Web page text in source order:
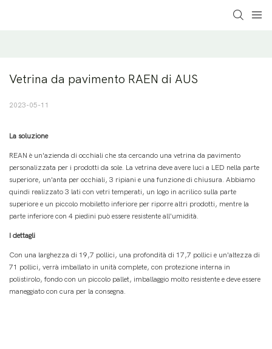
Vetrina da pavimento RAEN di AUS
2023-05-11
La soluzione
REAN è un'azienda di occhiali che sta cercando una vetrina da pavimento
personalizzata per i prodotti da sole. La vetrina deve avere luci a LED nella parte
superiore, un'anta per occhiali, 3 ripiani e una funzione di chiusura. Abbiamo
quindi realizzato 3 lati con vetri temperati, un logo in acrilico sulla parte
superiore e un piccolo mobiletto inferiore per riporre altri prodotti, mentre la
parte inferiore con 4 piedini può essere resistente all'umidità.
I dettagli
Con una larghezza di 19,7 pollici, una profondità di 17,7 pollici e un'altezza di
71 pollici, verrà imballato in unità complete, con protezione interna in
polistirolo, fondo con un piccolo pallet, imballaggio molto resistente e deve essere
maneggiato con cura per la consegna.